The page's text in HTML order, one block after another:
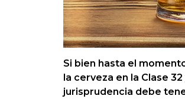
Si bien hasta el
la cerveza en la Clase
jurisprudencia debe